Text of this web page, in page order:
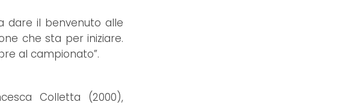
dare il benvenuto alle
che sta per iniziare.
al campionato”.
Colletta (2000),